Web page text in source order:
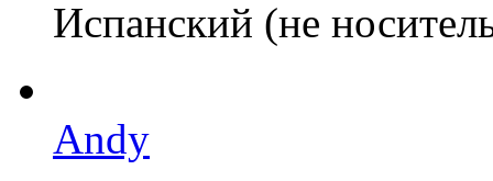
Испанский (не
Andy